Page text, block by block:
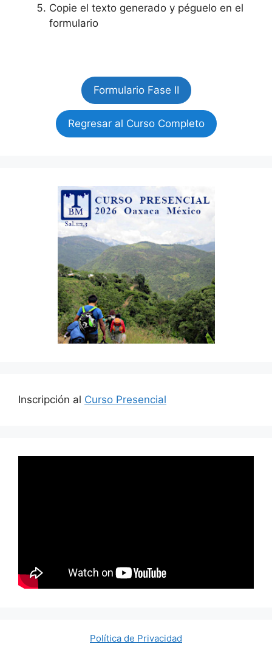
Copie el texto generado y péguelo en el
formulario
Formulario Fase II
Regresar al Curso Completo
Inscripción al Curso Presencial
Política de Privacidad